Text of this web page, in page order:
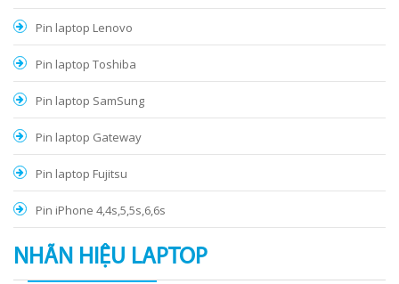
Pin laptop Lenovo
Pin laptop Toshiba
Pin laptop SamSung
Pin laptop Gateway
Pin laptop Fujitsu
Pin iPhone 4,4s,5,5s,6,6s
NHÃN HIỆU LAPTOP